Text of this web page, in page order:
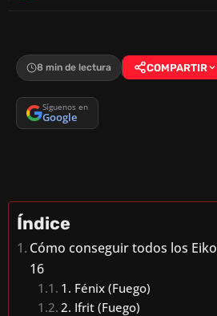
8 min de lectura COMPARTIR
Síguenos en
Google
Índice
Cómo conseguir todos los
16
1. Fénix (Fuego)
2. Ifrit (Fuego)